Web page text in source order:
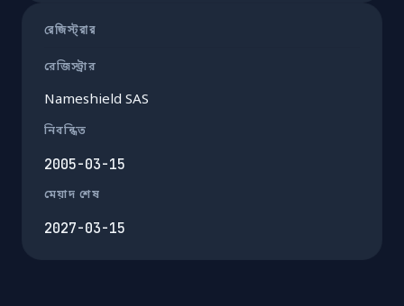
রেজিস্ট্রার
রেজিস্ট্রার
Nameshield SAS
নিবন্ধিত
2005-03-15
মেয়াদ শেষ
2027-03-15